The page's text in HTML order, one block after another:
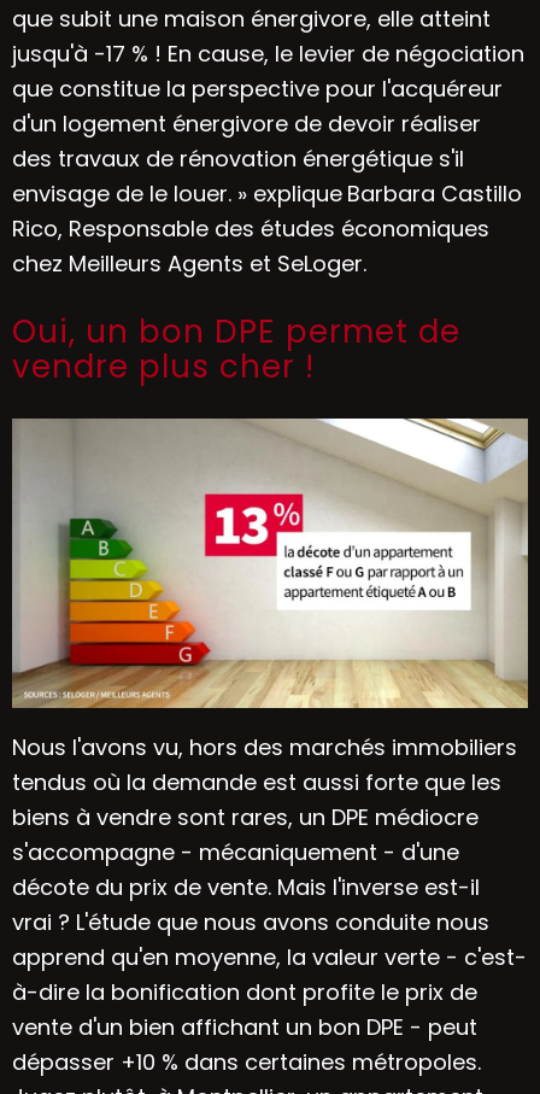
que subit une maison énergivore, elle atteint
jusqu'à -17 % ! En cause, le levier de négociation
que constitue la perspective pour l'acquéreur
d'un logement énergivore de devoir réaliser
des travaux de rénovation énergétique s'il
envisage de le louer. » explique Barbara Castillo
Rico, Responsable des études économiques
chez Meilleurs Agents et SeLoger.
Oui, un bon DPE permet de
vendre plus cher !
Nous l'avons vu, hors des marchés immobiliers
tendus où la demande est aussi forte que les
biens à vendre sont rares, un DPE médiocre
s'accompagne - mécaniquement - d'une
décote du prix de vente. Mais l'inverse est-il
vrai ? L'étude que nous avons conduite nous
apprend qu'en moyenne, la valeur verte - c'est-
à-dire la bonification dont profite le prix de
vente d'un bien affichant un bon DPE - peut
dépasser +10 % dans certaines métropoles.